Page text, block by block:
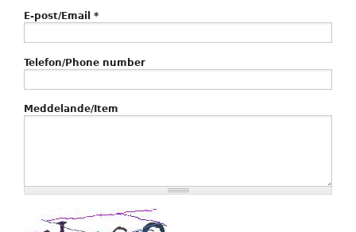
E-post/Email *
Telefon/Phone number
Meddelande/Item